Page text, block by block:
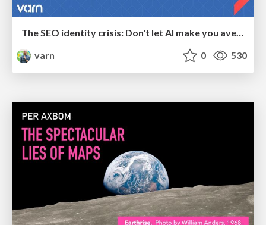
The SEO identity crisis: Don't let AI make you average
varn
0 530